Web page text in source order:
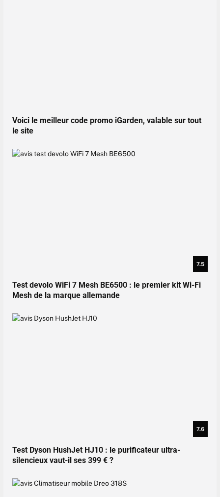
Voici le meilleur code promo iGarden, valable sur tout
le site
7.5
Test devolo WiFi 7 Mesh BE6500 : le premier kit Wi-Fi
Mesh de la marque allemande
7.6
Test Dyson HushJet HJ10 : le purificateur ultra-
silencieux vaut-il ses 399 € ?